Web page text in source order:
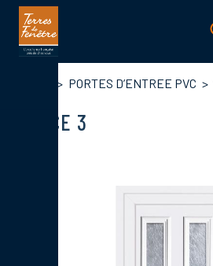
Aller
contenu
principale
PORTES D’ENTREE PVC
VOCE 3